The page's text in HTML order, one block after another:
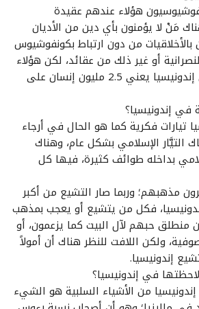
هؤلاء عندهم عقيدة
مَنْ لا يؤمنون بأي دين من الأديان
بالأخلاقيات من دون ارتباط بكونفوشيوس
أو غير ذلك من عقائد، لكن هؤلاء
مثلاً 1%، لكن 1% في إندونيسيا يعني 2.5 مليون إنسان على
في إندونيسيا؟
تيارات فكرية كما هو الحال في أرجاء
التيَّار الإسلامي بشكل عام، وهناك
بداخله طوائف كثيرة، فيها كل
مذهبهم؛ وربما صار التشيع من أكبر
فكل من يتشيع أو يعجب بمذهب
حبهم لآل البيت كما يزعمون، أو
ولكن اللافت للنظر هناك أن أمولاً
إندونيسيا.
في إندونيسيا؟
من الأشياء السلبية هو الشيء